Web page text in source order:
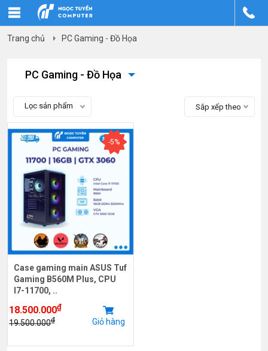
Trang chủ PC Gaming - Đồ Họa
PC Gaming - Đồ Họa
Lọc sản phẩm Sắp xếp theo
-5%
Case gaming main ASUS Tuf
Gaming B560M Plus, CPU
I7-11700, ..
18.500.000₫
19.500.000₫ Giỏ hàng